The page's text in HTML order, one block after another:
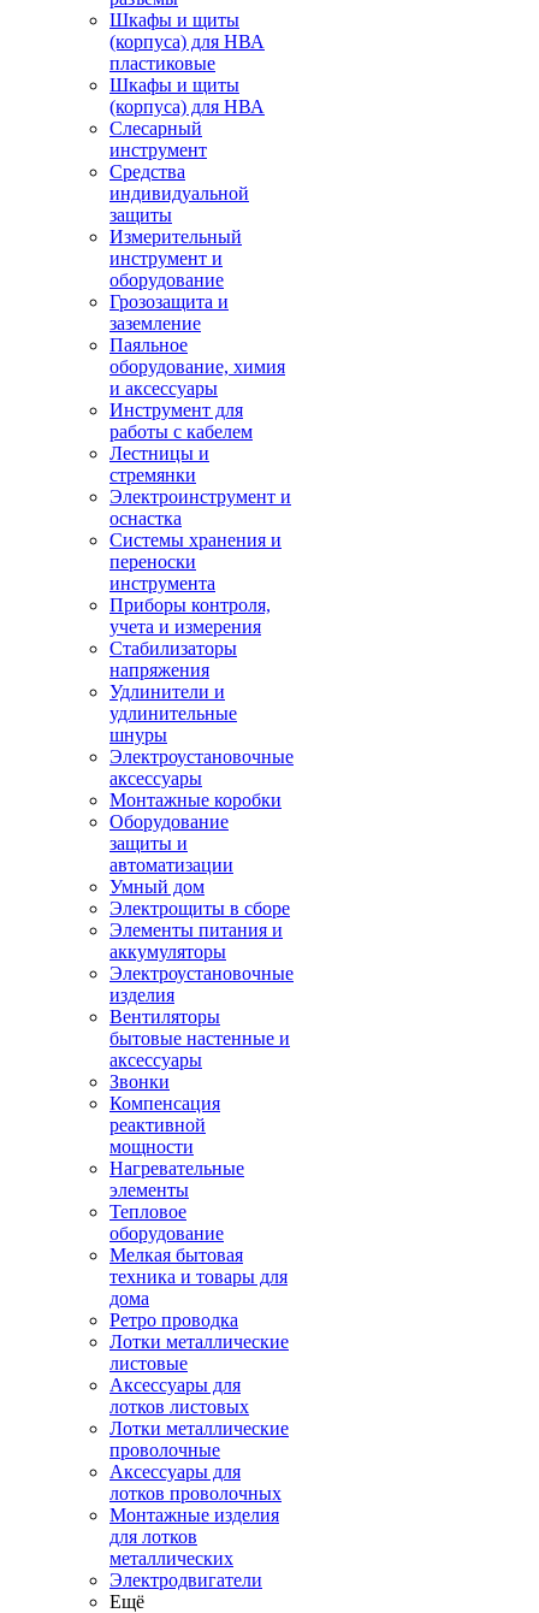
Шкафы и щиты
(корпуса) для НВА
пластиковые
Шкафы и щиты
(корпуса) для НВА
Слесарный
инструмент
Средства
индивидуальной
защиты
Измерительный
инструмент и
оборудование
Грозозащита и
заземление
Паяльное
оборудование, химия
и аксессуары
Инструмент для
работы с кабелем
Лестницы и
стремянки
Электроинструмент и
оснастка
Системы хранения и
переноски
инструмента
Приборы контроля,
учета и измерения
Стабилизаторы
напряжения
Удлинители и
удлинительные
шнуры
Электроустановочные
аксессуары
Монтажные коробки
Оборудование
защиты и
автоматизации
Умный дом
Электрощиты в сборе
Элементы питания и
аккумуляторы
Электроустановочные
изделия
Вентиляторы
бытовые настенные и
аксессуары
Звонки
Компенсация
реактивной
мощности
Нагревательные
элементы
Тепловое
оборудование
Мелкая бытовая
техника и товары для
дома
Ретро проводка
Лотки металлические
листовые
Аксессуары для
лотков листовых
Лотки металлические
проволочные
Аксессуары для
лотков проволочных
Монтажные изделия
для лотков
металлических
Электродвигатели
Ещё